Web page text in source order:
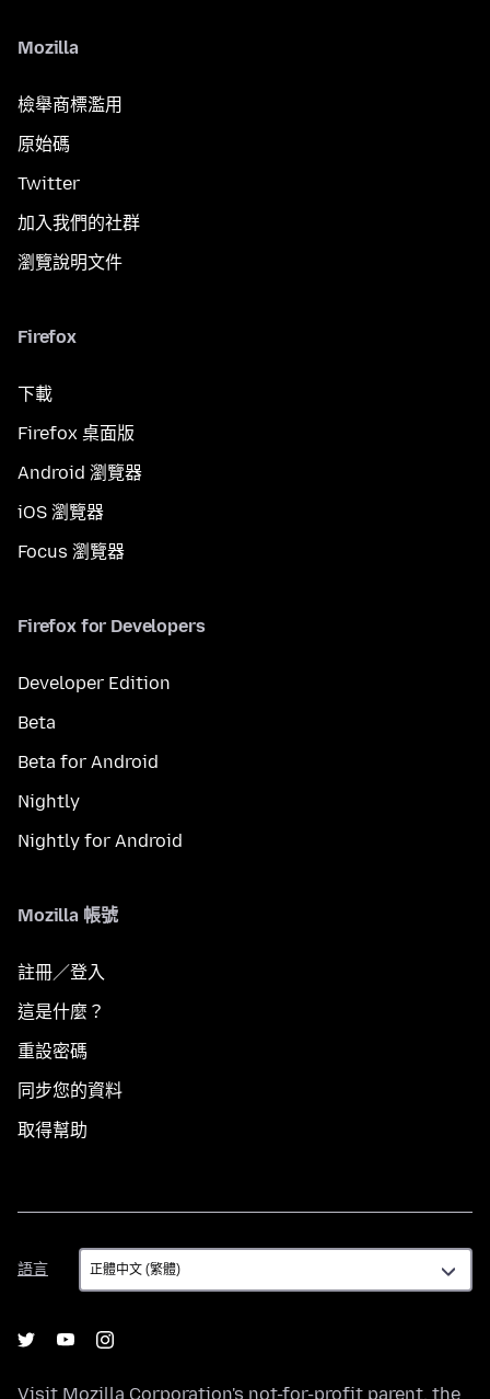
Mozilla
檢舉商標濫用
原始碼
Twitter
加入我們的社群
瀏覽說明文件
Firefox
下載
Firefox 桌面版
Android 瀏覽器
iOS 瀏覽器
Focus 瀏覽器
Firefox for Developers
Developer Edition
Beta
Beta for Android
Nightly
Nightly for Android
Mozilla 帳號
註冊／登入
這是什麼？
重設密碼
同步您的資料
取得幫助
語言
語
言
Visit Mozilla Corporation's not-for-profit parent, the